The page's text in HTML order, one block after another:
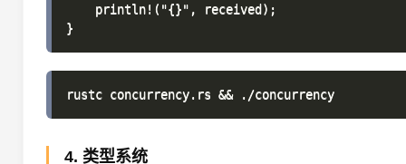
    println!("{}", received);
4. 类型系统